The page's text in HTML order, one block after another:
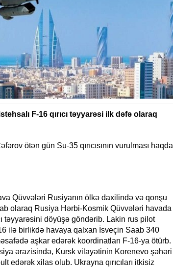
F-16 qırıcı təyyarəsi ilk dəfə olaraq
ötən gün Su-35 qırıcısının vurulması haqda
Qüvvələri Rusiyanın ölkə daxilində və qonşu
olaraq Rusiya Hərbi-Kosmik Qüvvələri havada
təyyarəsini döyüşə göndərib. Lakin rus pilot
ilə birlikdə havaya qalxan İsveçin Saab 340
aşkar edərək koordinatları F-16-ya ötürb.
ərazisində, Kursk vilayətinin Korenevo şəhəri
edərək xilas olub. Ukrayna qırıcıları itkisiz